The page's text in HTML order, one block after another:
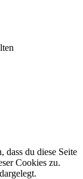
dass du diese Seite
Cookies zu.